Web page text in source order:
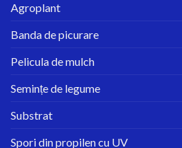
Agroplant
Banda de picurare
Pelicula de mulch
Semințe de legume
Substrat
Spori din propilen cu UV